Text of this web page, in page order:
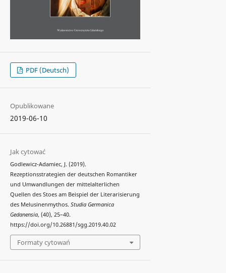
PDF (Deutsch)
Opublikowane
2019-06-10
Jak cytować
Godlewicz‑Adamiec, J. (2019).
Rezeptionsstrategien der deutschen Romantiker
und Umwandlungen der mittelalterlichen
Quellen des Stoes am Beispiel der Literarisierung
des Melusinenmythos. Studia Germanica
Gedanensia, (40), 25–40.
https://doi.org/10.26881/sgg.2019.40.02
Formaty cytowań